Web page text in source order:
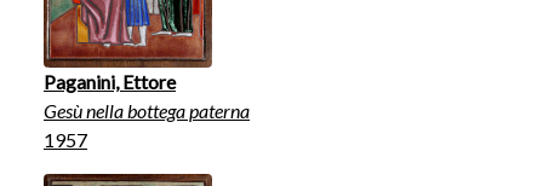
Paganini, Ettore
Gesù nella bottega paterna
1957